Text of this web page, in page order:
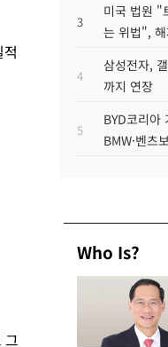
그
3
미국 법원 "
는 위법",
4
삼성전자,
까지 연장
5
BYD코리아
BMW·벤츠
Who Is?